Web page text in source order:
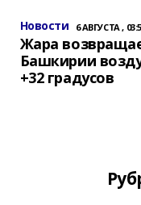
Новости 6 АВГУСТА ,
Жара
Башкирии
+32 градусов